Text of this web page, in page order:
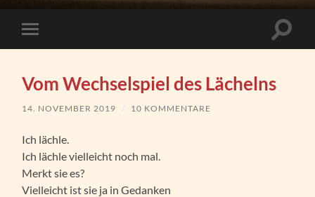
Mobile-
Menü
Vom Wechselspiel des Lächelns
14. NOVEMBER 2019 / 10 KOMMENTARE
Ich lächle.
Ich lächle vielleicht noch mal.
Merkt sie es?
Vielleicht ist sie ja in Gedanken